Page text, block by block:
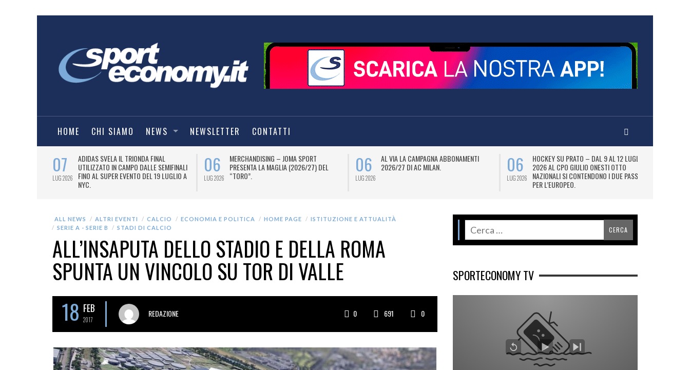
HOME CHI SIAMO NEWS NEWSLETTER CONTATTI
07
LUG 2026
ADIDAS SVELA IL TRIONDA FINAL
UTILIZZATO IN CAMPO DALLE SEMIFINALI
FINO AL SUPER EVENTO DEL 19 LUGLIO A
NYC.
06
LUG 2026
MERCHANDISING – JOMA SPORT
PRESENTA LA MAGLIA (2026/27) DEL
“TORO”.
06
LUG 2026
AL VIA LA CAMPAGNA ABBONAMENTI
2026/27 DI AC MILAN.
06
LUG 2026
HOCKEY SU PRATO – DAL 9 AL 12 LUGLIO
2026 AL CPO GIULIO ONESTI OTTO
NAZIONALI SI CONTENDONO I DUE PASS
PER L’EUROPEO.
ALL NEWS ALTRI EVENTI CALCIO ECONOMIA E POLITICA HOME PAGE
ISTITUZIONE E ATTUALITÀ
SERIE A - SERIE B
STADI DI CALCIO
ALL’INSAPUTA DELLO STADIO E DELLA ROMA
SPUNTA UN VINCOLO SU TOR DI VALLE
18 FEB
2017
REDAZIONE 0 691 0
SPORTECONOMY TV